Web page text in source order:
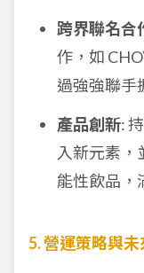
跨界聯名合
作，如
過強強聯手
產品創新:
入新元素，
能性飲品，
5. 營運策略與